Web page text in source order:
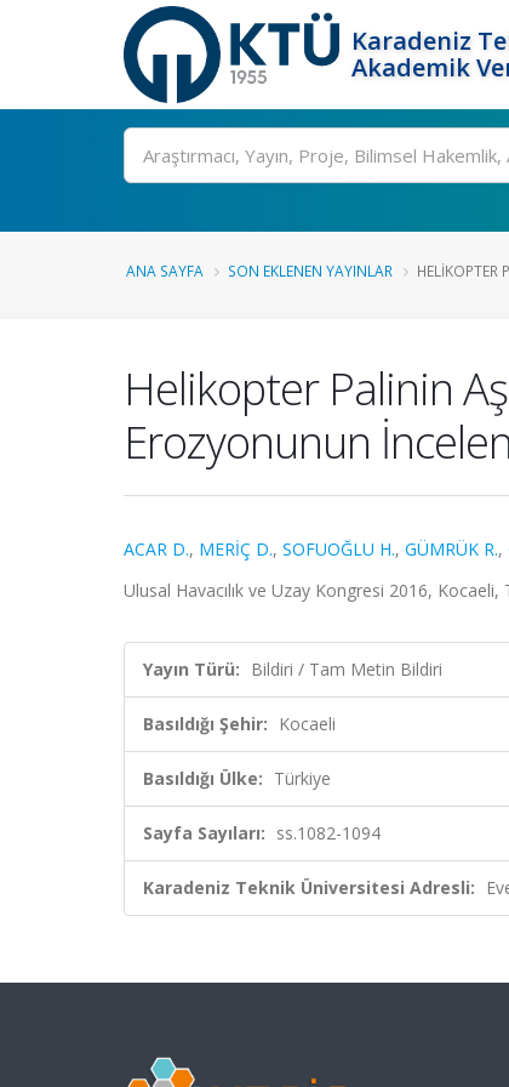
Karadeniz
Akademik
Ara
ANA SAYFA SON EKLENEN YAYINLAR HELIKOPTER
Helikopter Palinin
Erozyonunun
ACAR D., MERİÇ D., SOFUOĞLU H., GÜMRÜK R.,
Ulusal Havacılık ve Uzay Kongresi 2016,
Yayın Türü: Bildiri / Tam Metin Bildiri
Basıldığı Şehir: Kocaeli
Basıldığı Ülke: Türkiye
Sayfa Sayıları: ss.1082-1094
Karadeniz Teknik Üniversitesi Adresli: